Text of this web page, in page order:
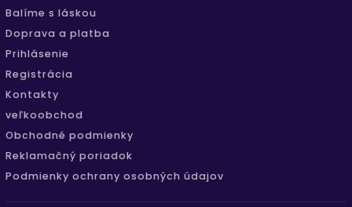
Balíme s láskou
Doprava a platba
Prihlásenie
Registrácia
Kontakty
veľkoobchod
Obchodné podmienky
Reklamačný poriadok
Podmienky ochrany osobných údajov